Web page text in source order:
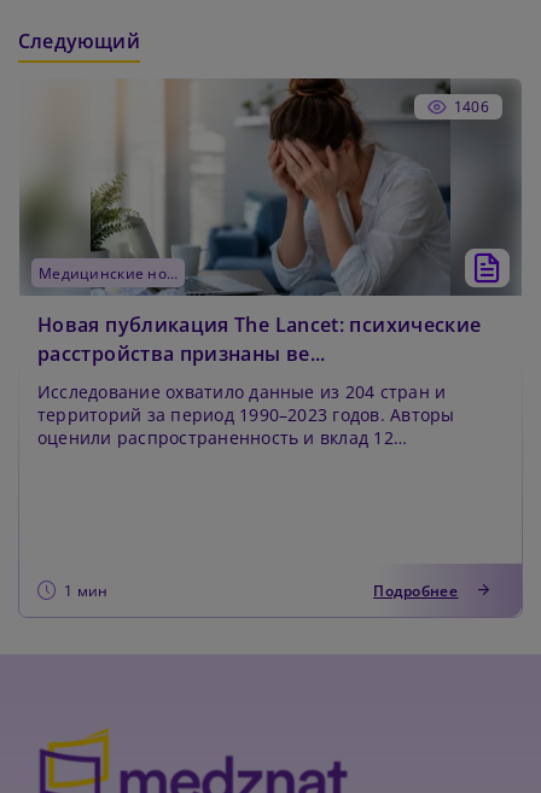
Следующий
1406
медицинские новости
Новая публикация The Lancet: психические
расстройства признаны ве...
Исследование охватило данные из 204 стран и
территорий за период 1990–2023 годов. Авторы
оценили распространенность и вклад 12
1 мин Подробнее